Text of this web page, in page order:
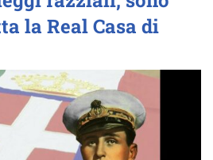
la Real Casa di